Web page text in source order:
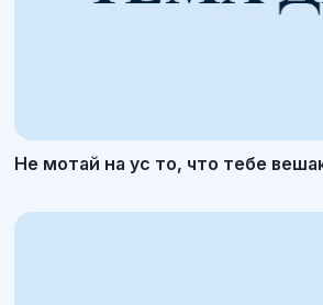
Не мотай на ус то, что тебе